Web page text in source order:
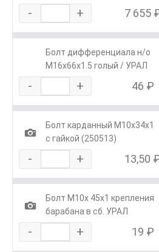
- + 7 655
Болт дифференциала н/о
М16х66х1.5 голый / УРАЛ
- + 46 ₽
1
Болт карданный М10х34х1
с гайкой (250513)
- + 13,50
1
Болт М10х 45х1 крепления
барабана в сб. УРАЛ
- + 19 ₽